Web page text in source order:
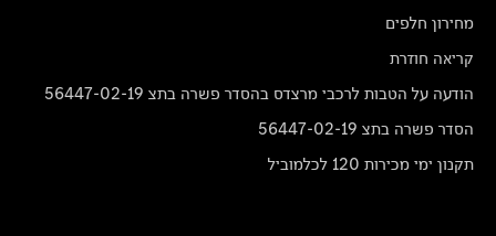
מחירון חלפים
קריאה חוזרת
הודעה על הטבות לרכבי מרצדס בהסדר פשרה בתצ 56447-02-19
הסדר פשרה בתצ 56447-02-19
תקנון ימי מכירות 120 לכלמוביל